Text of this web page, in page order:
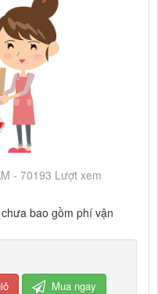
- 70193 Lượt xem
bao gồm phí vận
Mua ngay